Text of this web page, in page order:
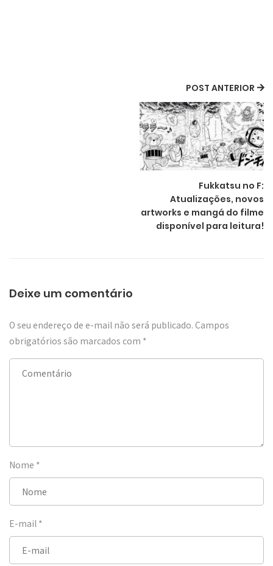
POST ANTERIOR
Fukkatsu no F:
Atualizações, novos
artworks e mangá do filme
disponível para leitura!
Deixe um comentário
O seu endereço de e-mail não será publicado. Campos
obrigatórios são marcados com *
Nome *
E-mail *